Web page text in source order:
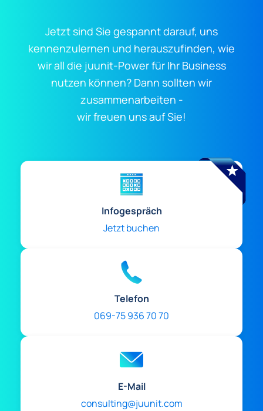
Jetzt sind Sie gespannt darauf, uns
kennenzulernen und herauszufinden, wie
wir all die juunit-Power für Ihr Business
nutzen können? Dann sollten wir
zusammenarbeiten -
wir freuen uns auf Sie!
Infogespräch
Jetzt buchen
Telefon
069-75 936 70 70
E-Mail
consulting@juunit.com